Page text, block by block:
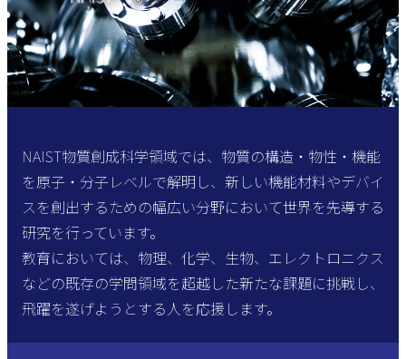
NAIST物質創成科学領域では、物質の構造・物性・機能
を原子・分子レベルで解明し、新しい機能材料やデバイ
スを創出するための幅広い分野において世界を先導する
研究を行っています。
教育においては、物理、化学、生物、エレクトロニクス
などの既存の学問領域を超越した新たな課題に挑戦し、
飛躍を遂げようとする人を応援します。